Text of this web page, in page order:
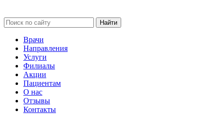
Найти
Врачи
Направления
Услуги
Филиалы
Акции
Пациентам
О нас
Отзывы
Контакты